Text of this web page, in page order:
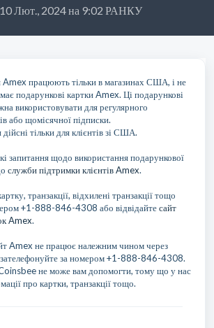
10 Лют., 2024 на 9:02 РАНКУ
Amex працюють тільки в магазинах США, і не
подарункові картки Amex. Ці подарункові
використовувати для регулярного
або щомісячної підписки.
тільки для клієнтів зі США.
запитання щодо використання подарункової
служби підтримки клієнтів Amex.
транзакції, відхилені транзакції тощо
+1-888-846-4308 або відвідайтесайт
Amex.
Amex не працює належним чином через
зателефонуйте за номером +1-888-846-4308.
не може вам допомогти, тому що у нас
про картки, транзакції тощо.